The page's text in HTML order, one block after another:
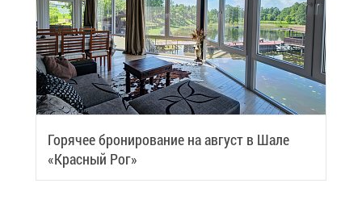
Го­ря­чее бро­ни­ро­ва­ние на ав­густ в Ша­ле
«Крас­ный Рог»